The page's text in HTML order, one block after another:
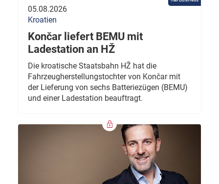
05.08.2026
Kroatien
Končar liefert BEMU mit
Ladestation an HŽ
Die kroatische Staatsbahn HŽ hat die
Fahrzeugherstellungstochter von Končar mit
der Lieferung von sechs Batteriezügen (BEMU)
und einer Ladestation beauftragt.